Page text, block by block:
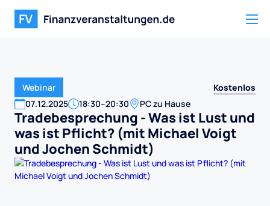
Webinar
Kostenlos
07.12.2025 18:30–20:30 PC zu Hause
Tradebesprechung - Was ist Lust und
was ist Pflicht? (mit Michael Voigt
und Jochen Schmidt)